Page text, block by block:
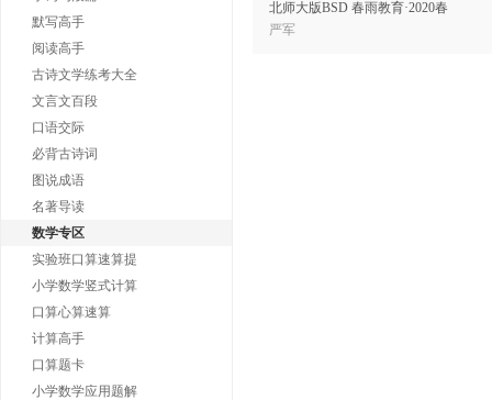
默写高手
阅读高手
古诗文学练考大全
文言文百段
口语交际
必背古诗词
图说成语
名著导读
数学专区
实验班口算速算提
小学数学竖式计算
口算心算速算
计算高手
口算题卡
小学数学应用题解
北师大版BSD 春雨教育·2020春
严军